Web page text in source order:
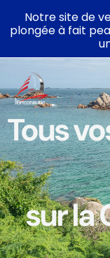
contenu
Tous
sur la
Notre site de
plongée à fait